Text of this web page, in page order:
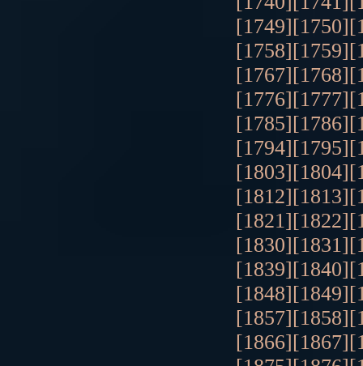
[1749][1750]
[1758][1759]
[1767][1768]
[1776][1777]
[1785][1786]
[1794][1795]
[1803][1804]
[1812][1813]
[1821][1822]
[1830][1831]
[1839][1840]
[1848][1849]
[1857][1858]
[1866][1867]